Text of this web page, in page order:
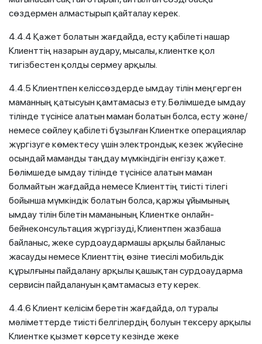
сөздермен алмастырып қайталау керек.
4.4.4 Қажет болатын жағдайда, есту қабілеті нашар
Клиенттің назарын аудару, мысалы, клиентке қол
тигізбестен қолды сермеу арқылы.
4.4.5 Клиентпен келіссөздерде ымдау тілін меңгерген
маманның қатысуын қамтамасыз ету. Бөлімшеде ымдау
тілінде түсінісе алатын маман болатын болса, есту және/
немесе сөйлеу қабілеті бұзылған Клиентке операциялар
жүргізуге көмектесу үшін электрондық кезек жүйесіне
осындай маманды таңдау мүмкіндігін енгізу қажет.
Бөлімшеде ымдау тілінде түсінісе алатын маман
болмайтын жағдайда немесе Клиенттің тиісті тілегі
бойынша мүмкіндік болатын болса, қаржы ұйымының
ымдау тілін білетін маманының Клиентке онлайн-
бейнеконсультация жүргізуді, Клиентпен жазбаша
байланыс, жеке сурдоаудармашы арқылы байланыс
жасауды немесе Клиенттің өзіне тиесілі мобильдік
құрылғыны пайдалану арқылы қашықтан сурдоаударма
сервисін пайдалануын қамтамасыз ету керек.
4.4.6 Клиент келісім беретін жағдайда, ол туралы
мәліметтерде тиісті белгілердің болуын тексеру арқылы
Клиентке қызмет көрсету кезінде жеке